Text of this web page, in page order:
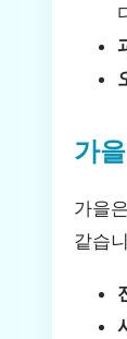
가
가을
같습